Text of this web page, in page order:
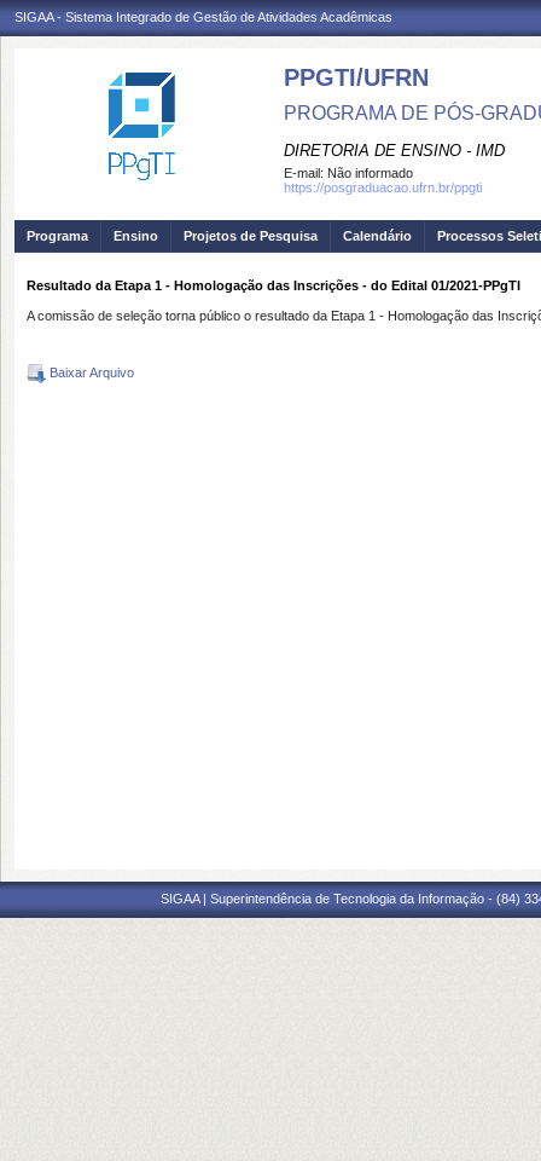
SIGAA - Sistema Integrado de Gestão de Atividades Acadêmicas
PPGTI/UFRN
PROGRAMA DE PÓS-
DIRETORIA DE ENSINO - IMD
E-mail: Não informado
https://posgraduacao.ufrn.br/ppgti
Programa Ensino Projetos de Pesquisa Calendário Processos
Resultado da Etapa 1 - Homologação das Inscrições - do Edital 01/2021-PPgTI
A comissão de seleção torna público o resultado da Etapa 1 - Homologação das
Baixar Arquivo
SIGAA | Superintendência de Tecnologia da Informação - (84)